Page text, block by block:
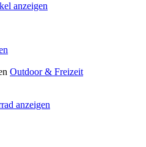
anzeigen
Outdoor & Freizeit
anzeigen